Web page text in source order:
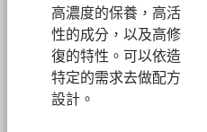
高濃度的保養，高活
性的成分，以及高修
復的特性。可以依造
特定的需求去做配方
設計。